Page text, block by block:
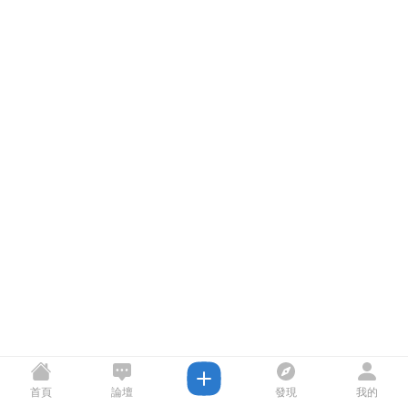
首頁 論壇 發現 我的